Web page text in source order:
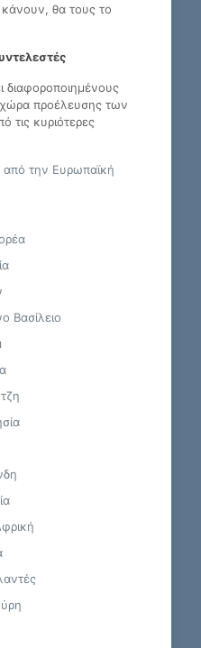
κάνουν, θα τους το
διαφοροποιημένους
προέλευσης των
τις κυριότερες
από την Ευρωπαϊκή
Βασίλειο